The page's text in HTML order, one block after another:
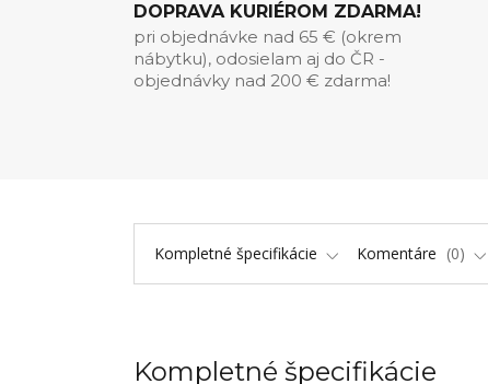
DOPRAVA KURIÉROM ZDARMA!
pri objednávke nad 65 € (okrem
nábytku), odosielam aj do ČR -
objednávky nad 200 € zdarma!
Kompletné špecifikácie Komentáre 0
Kompletné špecifikácie